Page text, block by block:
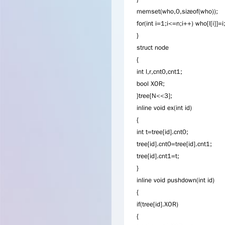
memset(who,0,sizeof(who));
for(int i=1;i<=n;i++) who[l[i]]=i;
}
struct node
{
int l,r,cnt0,cnt1;
bool XOR;
}tree[N<<3];
inline void ex(int id)
{
int t=tree[id].cnt0;
tree[id].cnt0=tree[id].cnt1;
tree[id].cnt1=t;
}
inline void pushdown(int id)
{
if(tree[id].XOR)
{